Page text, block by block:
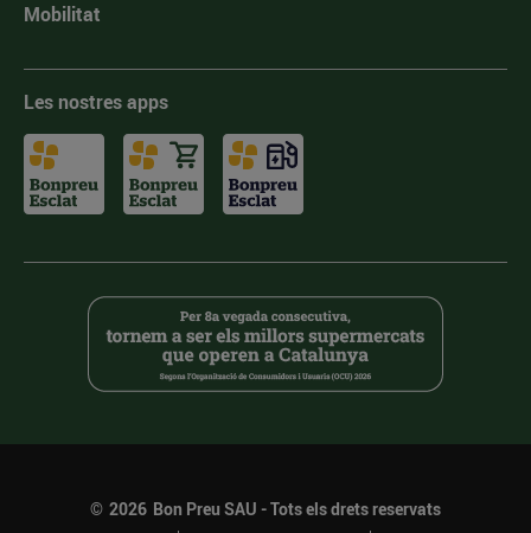
Mobilitat
Les nostres apps
© 2026 Bon Preu SAU - Tots els drets reservats